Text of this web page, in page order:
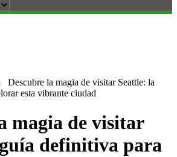
Descubre la magia de visitar Seattle: la
esta vibrante ciudad
magia de visitar
definitiva para